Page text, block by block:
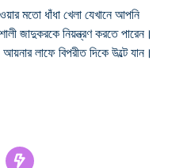
মতো ধাঁধা খেলা যেখানে আপনি
জাদুকরকে নিয়ন্ত্রণ করতে পারেন।
লাফে বিপরীত দিকে উল্টে যান।
লাফে বিপরীত দিকে উল্টে যান।